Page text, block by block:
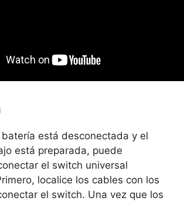
está desconectada y el
está preparada, puede
el switch universal
localice los cables con los
el switch. Una vez que los